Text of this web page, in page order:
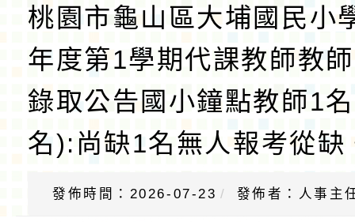
桃園市龜山區大埔國民小
年度第1學期代課教師教
錄取公告國小鐘點教師1
名):尚缺1名無人報考從缺
發佈時間：2026-07-23 發佈者：人事主